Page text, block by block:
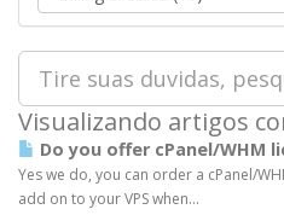
Visualizando artigos
Do you offer cPanel/WHM
Yes we do, you can order a cPanel/
add on to your VPS when...